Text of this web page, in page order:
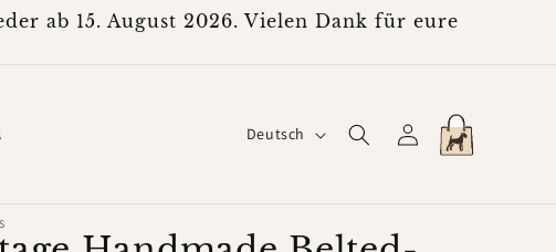
ab 15. August 2026. Vielen Dank für eure
S
Deutsch EinloggenWarenkorb